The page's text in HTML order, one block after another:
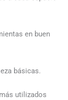
en buen
básicas.
utilizados